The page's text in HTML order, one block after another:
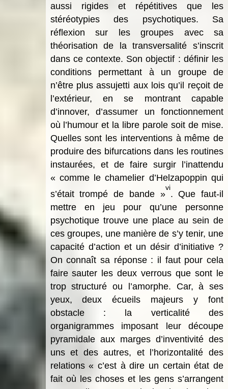
aussi rigides et répétitives que les
stéréotypies des psychotiques. Sa
réflexion sur les groupes avec sa
théorisation de la transversalité s’inscrit
dans ce contexte. Son objectif : définir les
conditions permettant à un groupe de
n’être plus assujetti aux lois qu’il reçoit de
l’extérieur, en se montrant capable
d’innover, d’assumer un fonctionnement
où l’humour et la libre parole soit de mise.
Quelles sont les interventions à même de
produire des bifurcations dans les routines
instaurées, et de faire surgir l’inattendu
« comme le chamelier d’Helzapoppin qui
s’était trompé de bande »
vi
. Que faut-il
mettre en jeu pour qu’une personne
psychotique trouve une place au sein de
ces groupes, une manière de s’y tenir, une
capacité d’action et un désir d’initiative ?
On connaît sa réponse : il faut pour cela
faire sauter les deux verrous que sont le
trop structuré ou l’amorphe. Car, à ses
yeux, deux écueils majeurs y font
obstacle : la verticalité des
organigrammes imposant leur découpe
pyramidale aux marges d’inventivité des
uns et des autres, et l’horizontalité des
relations « c’est à dire un certain état de
fait où les choses et les gens s’arrangent